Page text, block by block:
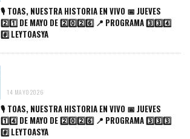
🎙️ TOAS, NUESTRA HISTORIA EN VIVO 📅 JUEVES
2️⃣1️⃣ DE MAYO DE 2️⃣0️⃣2️⃣6️⃣ 📍 PROGRAMA 3️⃣3️⃣4️⃣
#️⃣ LEYTOASYA
14 MAYO 2026
🎙️ TOAS, NUESTRA HISTORIA EN VIVO 📅 JUEVES
1️⃣4️⃣ DE MAYO DE 2️⃣0️⃣2️⃣6️⃣ 📍 PROGRAMA 3️⃣3️⃣3️⃣
#️⃣ LEYTOASYA